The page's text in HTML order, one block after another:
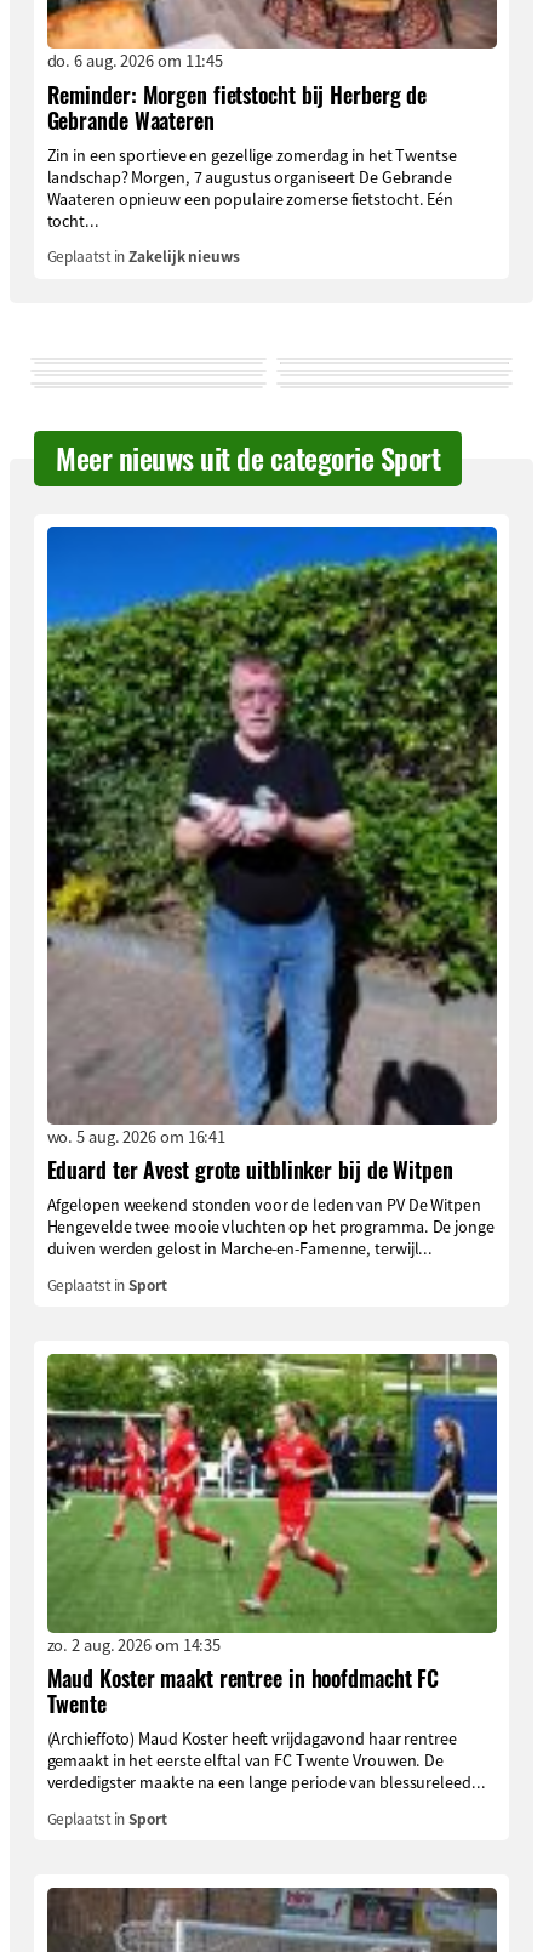
do. 6 aug. 2026 om 11:45
Reminder: Morgen fietstocht bij Herberg de
Gebrande Waateren
Zin in een sportieve en gezellige zomerdag in het Twentse
landschap? Morgen, 7 augustus organiseert De Gebrande
Waateren opnieuw een populaire zomerse fietstocht. Eén
tocht...
Geplaatst inZakelijk nieuws
Meer nieuws uit de categorie Sport
wo. 5 aug. 2026 om 16:41
Eduard ter Avest grote uitblinker bij de Witpen
Afgelopen weekend stonden voor de leden van PV De Witpen
Hengevelde twee mooie vluchten op het programma. De jonge
duiven werden gelost in Marche-en-Famenne, terwijl...
Geplaatst inSport
zo. 2 aug. 2026 om 14:35
Maud Koster maakt rentree in hoofdmacht FC
Twente
(Archieffoto) Maud Koster heeft vrijdagavond haar rentree
gemaakt in het eerste elftal van FC Twente Vrouwen. De
verdedigster maakte na een lange periode van blessureleed...
Geplaatst inSport